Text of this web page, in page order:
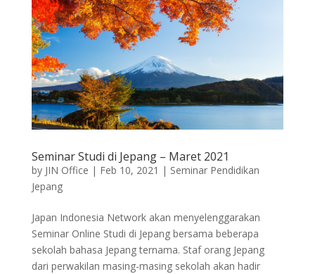
Seminar Studi di Jepang – Maret 2021
by JIN Office | Feb 10, 2021 | Seminar Pendidikan
Jepang
Japan Indonesia Network akan menyelenggarakan
Seminar Online Studi di Jepang bersama beberapa
sekolah bahasa Jepang ternama. Staf orang Jepang
dari perwakilan masing-masing sekolah akan hadir